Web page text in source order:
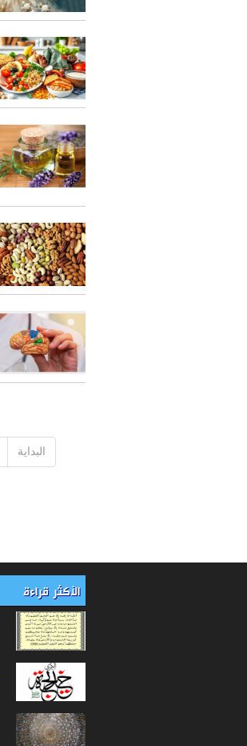
البداية
الأكثر قراءة